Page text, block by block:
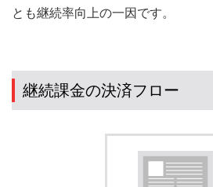
とも継続率向上の一因です。
継続課金の決済フロー